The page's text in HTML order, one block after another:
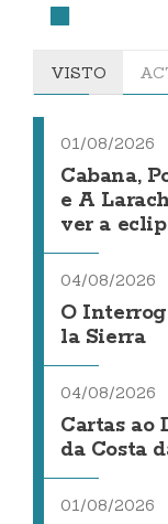
VISTO
01/08/2026
Cabana,
e A
ver a
04/08/2026
O
la Sierra
04/08/2026
Cartas ao
da Costa
01/08/2026